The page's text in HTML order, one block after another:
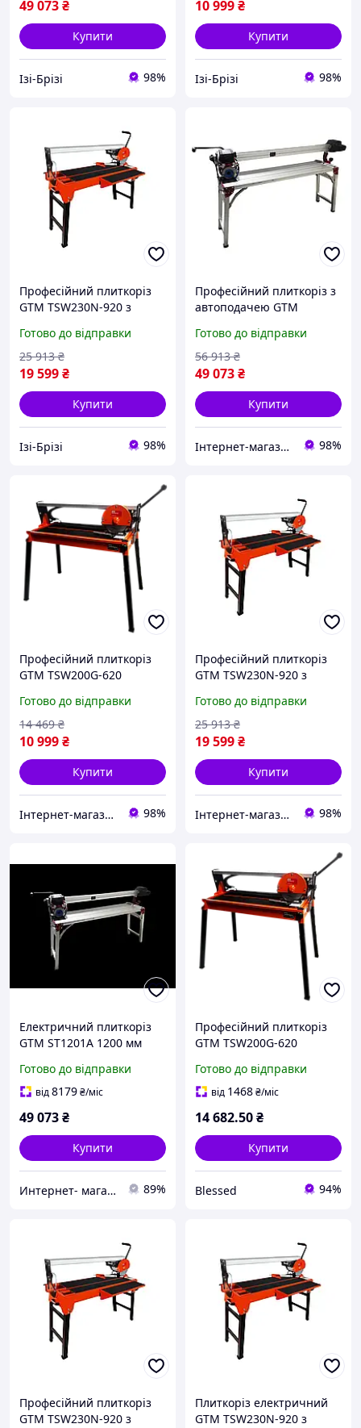
цілевказівник IZI
49 073₴
Купити
Ізі-Брізі 98%
10 999₴
Купити
Ізі-Брізі 98%
Професійний плиткоріз
GTM TSW230N-920 з
1.2 кВт, 92 см різ плитки,
диск 230 см IZI
Готово до відправки
19 599₴
25 913 ₴
Купити
Ізі-Брізі 98%
Професійний плиткоріз з
автоподачею GTM
1.75 кВт,120см різ плитки,
диск 120 см, лазерний
цілевказівник(11)
Готово до відправки
49 073₴
56 913 ₴
Купити
Інтернет-магазин "Shop Hub" 98%
Професійний плиткоріз
GTM TSW200G-620
см різ плитки, диск 200
см(11)
Готово до відправки
10 999₴
14 469 ₴
Купити
Інтернет-магазин "Shop Hub" 98%
Професійний плиткоріз
GTM TSW230N-920 з
1.2 кВт, 92 см різ плитки,
диск 230 см(11)
Готово до відправки
19 599₴
25 913 ₴
Купити
Інтернет-магазин "Shop Hub" 98%
Електричний плиткоріз
GTM ST1201A 1200 мм
подачею каретки та
лазером
Готово до відправки
від8179₴/міс
49 073₴
Купити
Интернет- магазин "AKB-OK" 89%
Професійний плиткоріз
GTM TSW200G-620
см різ плитки, диск 200 см
Готово до відправки
від 1468₴/міс
14 682.50₴
Купити
Blessed 94%
Професійний плиткоріз
GTM TSW230N-920 з
Плиткоріз електричний
GTM TSW230N-920 з